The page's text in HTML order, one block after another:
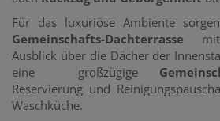
Für das luxuriöse Ambiente
Gemeinschafts-Dachterrasse mit
Ausblick über die Dächer der
eine großzügige
Reservierung und
Waschküche.